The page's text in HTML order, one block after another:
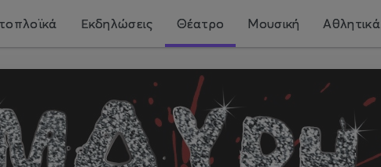
Εκδηλώσεις Θέατρο Μουσική Αθλητικά